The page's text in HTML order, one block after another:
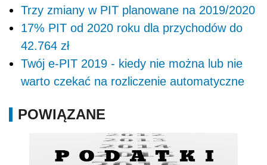
Trzy zmiany w PIT planowane na 2019/2020
17% PIT od 2020 roku dla przychodów do
42.764 zł
Twój e-PIT 2019 - kiedy nie można lub nie
warto czekać na rozliczenie automatyczne
POWIĄZANE